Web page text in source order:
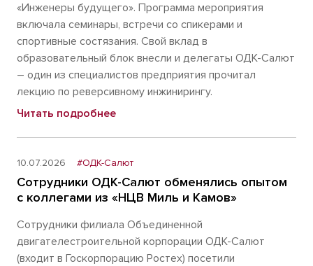
«Инженеры будущего». Программа мероприятия
включала семинары, встречи со спикерами и
спортивные состязания. Свой вклад в
образовательный блок внесли и делегаты ОДК-Салют
– один из специалистов предприятия прочитал
лекцию по реверсивному инжинирингу.
Читать подробнее
10.07.2026 #ОДК-Салют
Сотрудники ОДК-Салют обменялись опытом
с коллегами из «НЦВ Миль и Камов»
Сотрудники филиала Объединенной
двигателестроительной корпорации ОДК-Салют
(входит в Госкорпорацию Ростех) посетили